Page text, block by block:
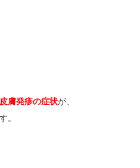
膚発疹の症状が、
。